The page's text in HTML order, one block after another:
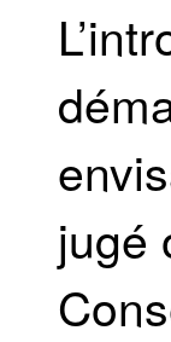
jugé